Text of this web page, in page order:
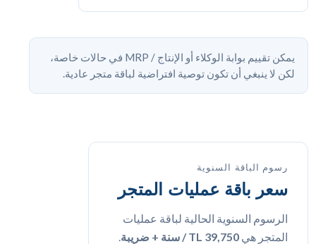
يمكن تقييم بوابة الوكلاء أو الإنتاج / MRP في حالات خاصة،
لكن لا ينبغي أن تكون توصية افتراضية لباقة متجر عادية.
رسوم الباقة السنوية
سعر باقة عمليات المتجر
الرسوم السنوية الحالية لباقة عمليات
المتجر هي 39,750 TL / سنة + ضريبة
.